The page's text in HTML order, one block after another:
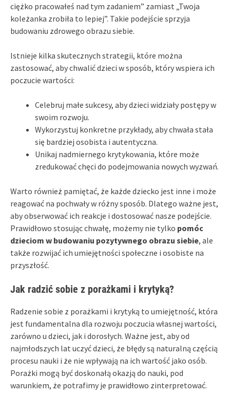
ciężko pracowałeś nad tym zadaniem” zamiast „Twoja
koleżanka zrobiła to lepiej”. Takie podejście sprzyja
budowaniu zdrowego obrazu siebie.
Istnieje kilka skutecznych strategii, które można
zastosować, aby chwalić dzieci w sposób, który wspiera ich
poczucie wartości:
Celebruj małe sukcesy, aby dzieci widziały postępy w
swoim rozwoju.
Wykorzystuj konkretne przykłady, aby chwała stała
się bardziej osobista i autentyczna.
Unikaj nadmiernego krytykowania, które może
zredukować chęci do podejmowania nowych wyzwań.
Warto również pamiętać, że każde dziecko jest inne i może
reagować na pochwały w różny sposób. Dlatego ważne jest,
aby obserwować ich reakcje i dostosować nasze podejście.
Prawidłowo stosując chwałę, możemy nie tylko pomóc
dzieciom w budowaniu pozytywnego obrazu siebie, ale
także rozwijać ich umiejętności społeczne i osobiste na
przyszłość.
Jak radzić sobie z porażkami i krytyką?
Radzenie sobie z porażkami i krytyką to umiejętność, która
jest fundamentalna dla rozwoju poczucia własnej wartości,
zarówno u dzieci, jak i dorosłych. Ważne jest, aby od
najmłodszych lat uczyć dzieci, że błędy są naturalną częścią
procesu nauki i że nie wpływają na ich wartość jako osób.
Porażki mogą być doskonałą okazją do nauki, pod
warunkiem, że potrafimy je prawidłowo zinterpretować.